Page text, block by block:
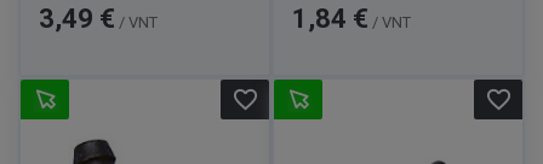
Kaina
3,49 € / VNT
Kaina
1,84 € / VNT
favorite_border favorite_border